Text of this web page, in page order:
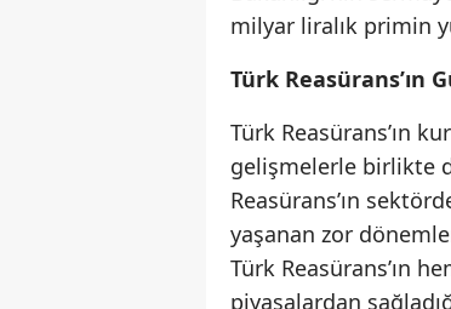
milyar liralık primin
Türk Reasürans’ın
Türk Reasürans’ın
gelişmelerle birlikte
Reasürans’ın
yaşanan zor
Türk Reasürans’ın
piyasalardan